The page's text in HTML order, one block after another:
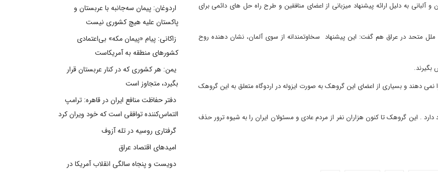
به دلیل ارائه پیشنهاد میزبانی از اعضای منافقین و طرح راه حل های دائمی برای
ملل متحد در عراق هم گفت: این پیشنهاد سخاوتمندانه از سوی آلمان، نشان دهنده روح
بگیرند.
دهند و بسیاری از اعضای این گروهک به صورت ایزوله در اردوگاه متعلق به این گروهک
. این گروهک تا کنون هزاران نفر از مردم عادی و مسئولان ایران را به شیوه ترور حذف
اردوغان: پیمان سه‌جانبه با عربستان و
پاکستان علیه هیچ کشوری نیست
زاکانی: پیام «پیمان مکه» بی‌اعتمادی
کشورهای منطقه به آمریکاست
یمن: هر کشوری که در کنار عربستان قرار
بگیرد، متجاوز است
دفتر حفاظت منافع ایران در قاهره: ترامپ
التماس‌کننده توافقی است که خود ویران کرد
گرفتاری روسیه در تله آزوف
امیدهای اقتصاد عراق
دویست و پنجاه سالگی انقلاب آمریکا در